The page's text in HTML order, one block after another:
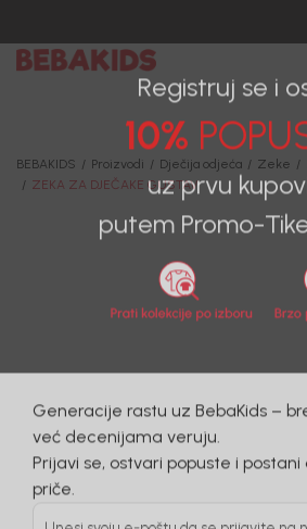
BEBAKIDS Proizvodi Dječija odjeća Zeke
ZEKA ZA DJEČAKE GUSTAV
Registruj se i
10%
uz prvu
Generacije rastu uz BebaKids –
već decenijama veruju.
Prijavi se, ostvari popuste i postani
priče.